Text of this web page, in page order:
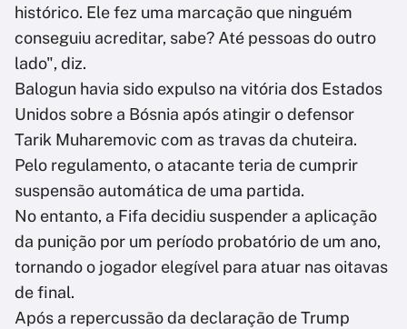
histórico. Ele fez uma marcação que ninguém
conseguiu acreditar, sabe? Até pessoas do outro
lado", diz.
Balogun havia sido expulso na vitória dos Estados
Unidos sobre a Bósnia após atingir o defensor
Tarik Muharemovic com as travas da chuteira.
Pelo regulamento, o atacante teria de cumprir
suspensão automática de uma partida.
No entanto, a Fifa decidiu suspender a aplicação
da punição por um período probatório de um ano,
tornando o jogador elegível para atuar nas oitavas
de final.
Após a repercussão da declaração de Trump